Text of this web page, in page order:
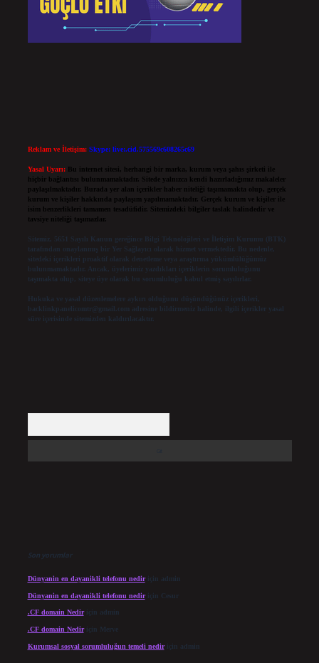
Reklam ve İletişim: Skype: live:.cid.575569c608265c69
Yasal Uyarı:
Bu internet sitesi, herhangi bir marka, kurum veya şahıs şirketi ile
hiçbir bağlantısı bulunmamaktadır. Sitede yalnızca kendi hazırladığımız makaleler
paylaşılmaktadır. Burada yer alan içerikler haber niteliği taşımamakta olup, gerçek
kurum ve kişiler hakkında paylaşım yapılmamaktadır. Gerçek kurum ve kişiler ile
isim benzerlikleri tamamen tesadüfidir. Sitemizdeki bilgiler taslak halindedir ve
tavsiye niteliği taşımazlar.
Sitemiz, 5651 Sayılı Kanun gereğince Bilgi Teknolojileri ve İletişim Kurumu (BTK)
tarafından onaylanmış bir Yer Sağlayıcı olarak hizmet vermektedir. Bu nedenle,
sitedeki içerikleri proaktif olarak denetleme veya araştırma yükümlülüğümüz
bulunmamaktadır. Ancak, üyelerimiz yazdıkları içeriklerin sorumluluğunu
taşımakta olup, siteye üye olarak bu sorumluluğu kabul etmiş sayılırlar.
Hukuka ve yasal düzenlemelere aykırı olduğunu düşündüğünüz içerikleri,
backlinkpanelicomtr@gmail.comadresine bildirmeniz halinde, ilgili içerikler yasal
süre içerisinde sitemizden kaldırılacaktır.
Son yorumlar
Dünyanin en dayanikli telefonu nediriçin admin
Dünyanin en dayanikli telefonu nediriçin Cesur
.CF domain Nediriçin admin
.CF domain Nediriçin Merve
Kurumsal sosyal sorumluluğun temeli nediriçin admin